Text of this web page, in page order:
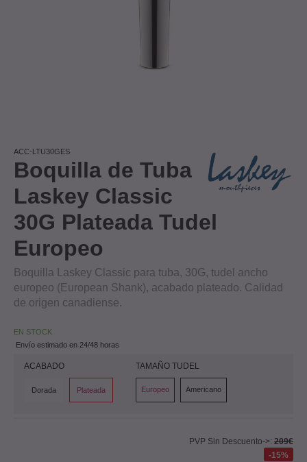
ACC-LTU30GES
Boquilla de Tuba
Laskey Classic
30G Plateada Tudel
Europeo
Boquilla Laskey Classic para tuba, 30G, tudel ancho
europeo (European Shank), acabado plateado. Calidad
de origen canadiense.
EN STOCK
Envío estimado en 24/48 horas
ACABADO
Dorada Plateada
TAMAÑO TUDEL
Europeo Americano
PVP Sin Descuento->: 209€
15%